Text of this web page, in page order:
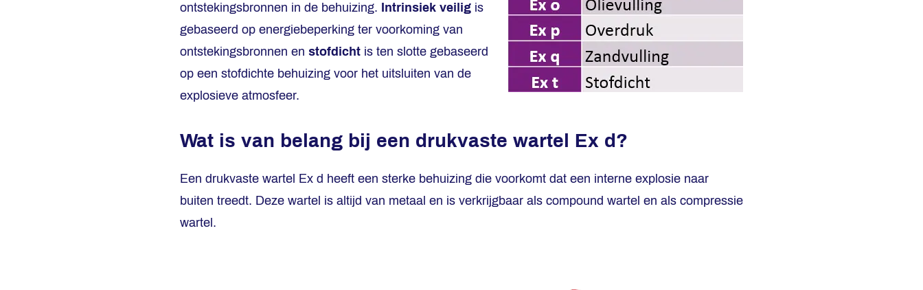
ontstekingsbronnen in de behuizing. Intrinsiek veilig is
gebaseerd op energiebeperking ter voorkoming van
ontstekingsbronnen en stofdicht is ten slotte gebaseerd
op een stofdichte behuizing voor het uitsluiten van de
explosieve atmosfeer.
Wat is van belang bij een drukvaste wartel Ex d?
Een drukvaste wartel Ex d heeft een sterke behuizing die voorkomt dat een interne explosie naar
buiten treedt. Deze wartel is altijd van metaal en is verkrijgbaar als compound wartel en als compressie
wartel.